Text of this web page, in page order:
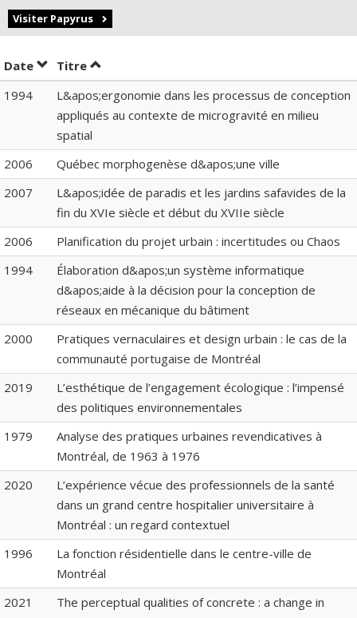
Visiter Papyrus
Date Trier par date en ordre croissant
Titre Trier par titre en ordre croissant
1994
L&apos;ergonomie dans les processus de conception
appliqués au contexte de microgravité en milieu
spatial
2006
Québec morphogenèse d&apos;une ville
2007
L&apos;idée de paradis et les jardins safavides de la
fin du XVIe siècle et début du XVIIe siècle
2006
Planification du projet urbain : incertitudes ou Chaos
1994
Élaboration d&apos;un système informatique
d&apos;aide à la décision pour la conception de
réseaux en mécanique du bâtiment
2000
Pratiques vernaculaires et design urbain : le cas de la
communauté portugaise de Montréal
2019
L’esthétique de l’engagement écologique : l’impensé
des politiques environnementales
1979
Analyse des pratiques urbaines revendicatives à
Montréal, de 1963 à 1976
2020
L’expérience vécue des professionnels de la santé
dans un grand centre hospitalier universitaire à
Montréal : un regard contextuel
1996
La fonction résidentielle dans le centre-ville de
Montréal
2021
The perceptual qualities of concrete : a change in